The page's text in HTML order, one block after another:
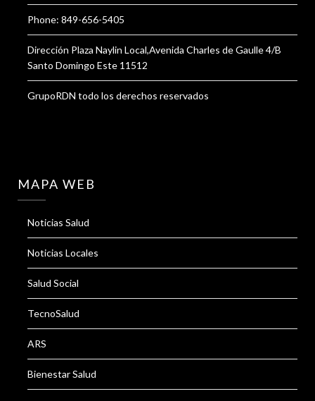
Phone: 849-656-5405
Dirección Plaza Naylin Local,Avenida Charles de Gaulle 4/B
Santo Domingo Este 11512
GrupoRDN todo los derechos reservados
MAPA WEB
Noticias Salud
Noticias Locales
Salud Social
TecnoSalud
ARS
Bienestar Salud